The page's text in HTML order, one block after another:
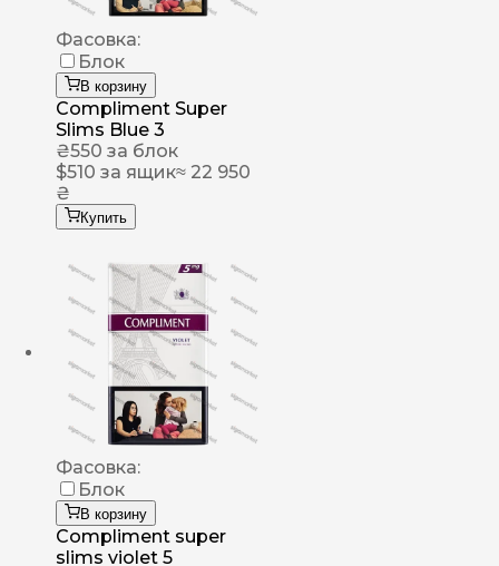
Фасовка:
Блок
В корзину
Compliment Super
Slims Blue 3
₴550 за блок
$510 за ящик≈ 22 950
₴
Купить
Фасовка:
Блок
В корзину
Compliment super
slims violet 5